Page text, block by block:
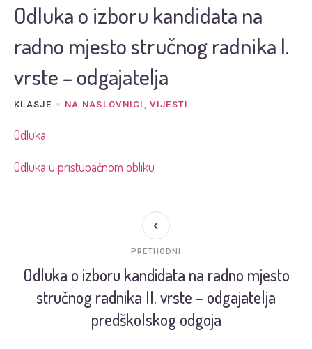
Odluka o izboru kandidata na
radno mjesto stručnog radnika I.
vrste – odgajatelja
KLASJE NA NASLOVNICI ,VIJESTI
Odluka
Odluka u pristupačnom obliku
Odluka o izboru kandidata na radno mjesto
stručnog radnika II. vrste – odgajatelja
predškolskog odgoja
PRETHODNI